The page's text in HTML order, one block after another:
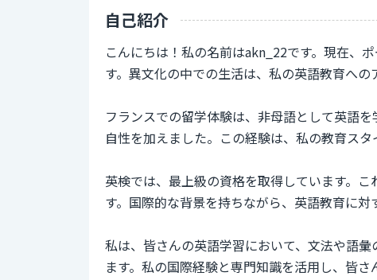
自己紹介
こんにちは！私の名前はakn_22です。現在、
す。異文化の中での生活は、私の英語教育への
フランスでの留学体験は、非母語として英語
自性を加えました。この経験は、私の教育ス
英検では、最上級の資格を取得しています。
す。国際的な背景を持ちながら、英語教育に対
私は、皆さんの英語学習において、文法や語
ます。私の国際経験と専門知識を活用し、皆